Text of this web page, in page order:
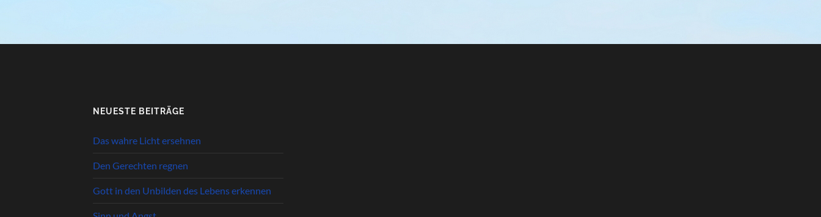
NEUESTE BEITRÄGE
Das wahre Licht ersehnen
Den Gerechten regnen
Gott in den Unbilden des Lebens erkennen